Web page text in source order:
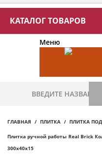
КАТАЛОГ ТОВАРОВ
Меню
ГЛАВНАЯ ПЛИТКА ПЛИТКА
Плитка ручной работы Real Brick
300х40х15